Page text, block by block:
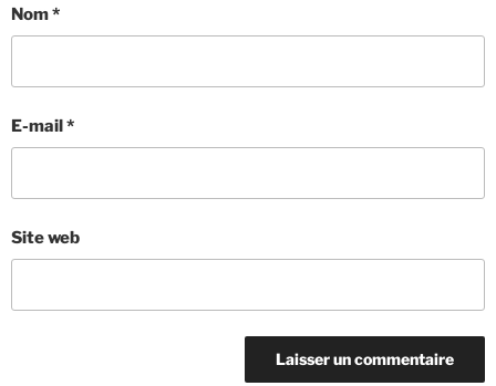
Nom*
E-mail*
Site web